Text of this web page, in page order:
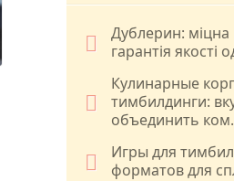
Дублерин: міцна
гарантія якості
Кулинарные
тимбилдинги:
объединить
Игры для
форматов для